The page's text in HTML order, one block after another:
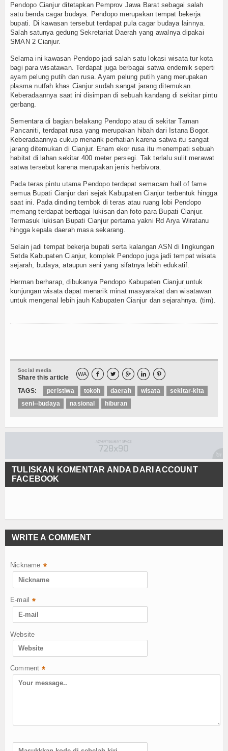
Pendopo Cianjur ditetapkan Pemprov Jawa Barat sebagai salah
satu benda cagar budaya. Pendopo merupakan tempat bekerja
bupati. Di kawasan tersebut terdapat pula cagar budaya lainnya.
Salah satunya gedung Sekretariat Daerah yang awalnya dipakai
SMAN 2 Cianjur.
Selama ini kawasan Pendopo jadi salah satu lokasi wisata tur kota
bagi para wisatawan. Terdapat juga berbagai satwa endemik seperti
ayam pelung putih dan rusa. Ayam pelung putih yang merupakan
plasma nutfah khas Cianjur sudah sangat jarang ditemukan.
Keberadaannya saat ini disimpan di sebuah kandang di sekitar pintu
gerbang.
Sementara di bagian belakang Pendopo atau di sekitar Taman
Pancaniti, terdapat rusa yang merupakan hibah dari Istana Bogor.
Keberadaannya cukup menarik perhatian karena satwa itu sangat
jarang ditemukan di Cianjur. Enam ekor rusa itu menempati sebuah
habitat di lahan sekitar 400 meter persegi. Tak terlalu sulit merawat
satwa tersebut karena merupakan jenis herbivora.
Pada teras pintu utama Pendopo terdapat semacam hall of fame
semua Bupati Cianjur dari sejak Kabupaten Cianjur terbentuk hingga
saat ini. Pada dinding tembok di teras atau ruang lobi Pendopo
memang terdapat berbagai lukisan dan foto para Bupati Cianjur.
Termasuk lukisan Bupati Cianjur pertama yakni Rd Arya Wiratanu
hingga kepala daerah masa sekarang.
Selain jadi tempat bekerja bupati serta kalangan ASN di lingkungan
Setda Kabupaten Cianjur, komplek Pendopo juga jadi tempat wisata
sejarah, budaya, ataupun seni yang sifatnya lebih edukatif.
Herman berharap, dibukanya Pendopo Kabupaten Cianjur untuk
kunjungan wisata dapat menarik minat masyarakat dan wisatawan
untuk mengenal lebih jauh Kabupaten Cianjur dan sejarahnya. (tim).
Social media
Share this article WA     
TAGS: peristiwa tokoh daerah wisata
sekitar-kita
seni--budaya
nasional hiburan
TULISKAN KOMENTAR ANDA DARI ACCOUNT
FACEBOOK
WRITE A COMMENT
Nickname *
E-mail *
Website
Comment *